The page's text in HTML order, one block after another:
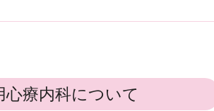
心療内科について